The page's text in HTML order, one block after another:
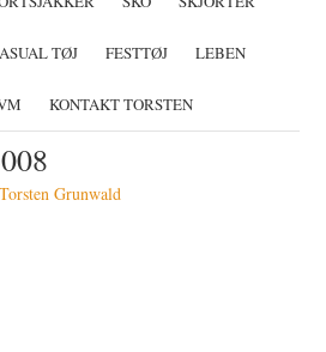
TØJ FESTTØJ LEBEN
KONTAKT TORSTEN
Torsten Grunwald